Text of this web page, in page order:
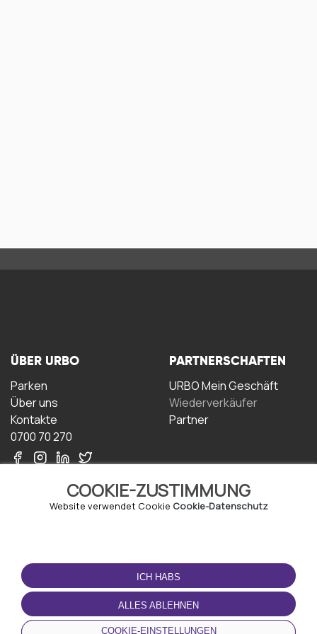
COOKIE-ZUSTIMMUNG
Website verwendet Cookie Cookie-Datenschutz
ICH HABS
ALLES ABLEHNEN
COOKIE-EINSTELLUNGEN
ÜBER URBO
Parken
Über uns
Kontakte
0700 70 270
PARTNERSCHAFTEN
URBO Mein Geschäft
Wiederverkäufer
Partner
NUTZUNGSBEDINGUNGEN
Geschäftsbedingungen
Datenschutz-
Bestimmungen
Cookie-Richtlinie
LADEN SIE DIE APP
HERUNTER